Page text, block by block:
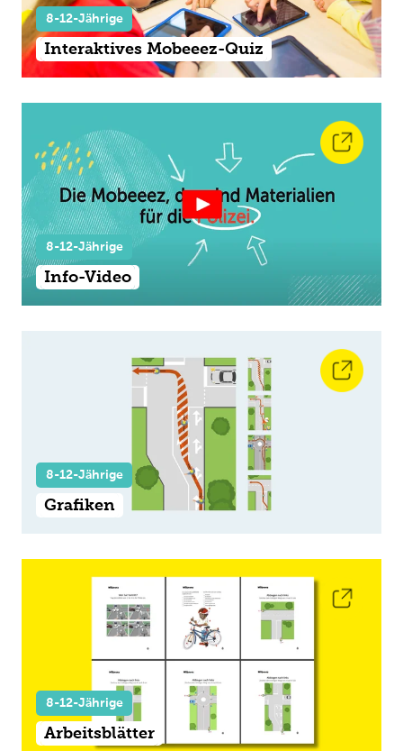
8-12-Jährige
Interaktives Mobeeez-Quiz
8-12-Jährige
Info-Video
8-12-Jährige
Grafiken
8-12-Jährige
Arbeitsblätter